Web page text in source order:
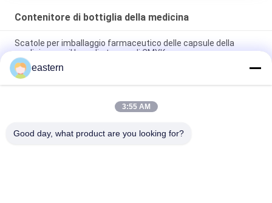
Contenitore di bottiglia della medicina
Scatole per imballaggio farmaceutico delle capsule della
medicina con il logo di stampa di CMYK
Scatola d'imballaggio della medicina di Sun Pharma/scatole
della fiala 10ml per l'imballaggio di sanità
Contenitori su ordinazione di bottiglia della medicina
eastern
3:55 AM
Good day, what product are you looking for?